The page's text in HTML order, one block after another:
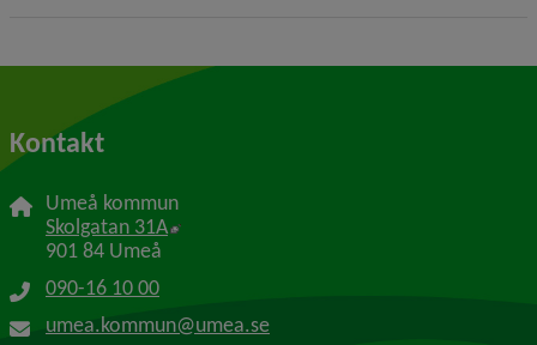
Kontakt
Umeå kommun
Skolgatan 31A Länk till annan webbplats, öppnas i nytt
901 84 Umeå
090-16 10 00
umea.kommun@umea.se